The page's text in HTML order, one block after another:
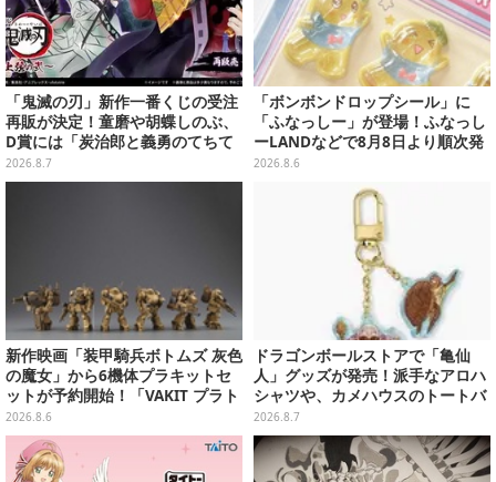
「鬼滅の刃」新作一番くじの受注
再販が決定！童磨や胡蝶しのぶ、
D賞には「炭治郎と義勇のてちて
ちフィギュア」も
2026.8.7
「ボンボンドロップシール」に
「ふなっしー」が登場！ふなっし
ーLANDなどで8月8日より順次発
売
2026.8.6
新作映画「装甲騎兵ボトムズ 灰色
の魔女」から6機体プラキットセ
ットが予約開始！「VAKIT プラト
ーン」第1弾、各部関節可動仕様
2026.8.6
ドラゴンボールストアで「亀仙
人」グッズが発売！派手なアロハ
シャツや、カメハウスのトートバ
ッグなど夏らしいアイテムがズラ
リ
2026.8.7